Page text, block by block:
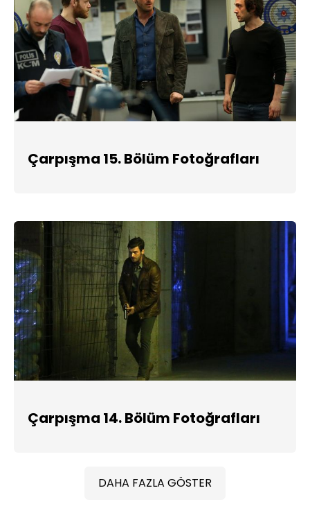
Çarpışma 15. Bölüm Fotoğrafları
Çarpışma 14. Bölüm Fotoğrafları
DAHA FAZLA GÖSTER